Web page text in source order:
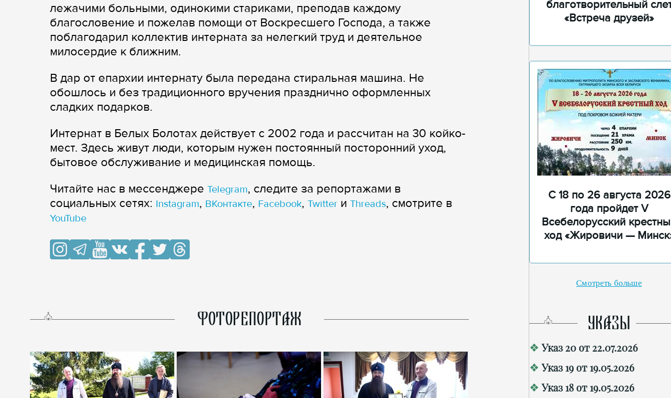
лежачими больными, одинокими стариками, преподав каждому
благословение и пожелав помощи от Воскресшего Господа, а также
поблагодарил коллектив интерната за нелегкий труд и деятельное
милосердие к ближним.
В дар от епархии интернату была передана стиральная машина. Не
обошлось и без традиционного вручения празднично оформленных
сладких подарков.
Интернат в Белых Болотах действует с 2002 года и рассчитан на 30 койко-
мест. Здесь живут люди, которым нужен постоянный посторонний уход,
бытовое обслуживание и медицинская помощь.
Читайте нас в мессенджере Telegram, следите за репортажами в
cоциальных сетях: Instagram, ВКонтакте, Facebook, Twitter и Threads, смотрите в
YouTube
ФОТОРЕПОРТАЖ
благотворительный
«Встреча друзей»
С 18 по 26 августа 2026
года пройдет V
Всебелорусский
ход «Жировичи —
Смотреть больше
УКАЗЫ
Указ 20 от 22.07.2026
Указ 19 от 19.05.2026
Указ 18 от 19.05.2026